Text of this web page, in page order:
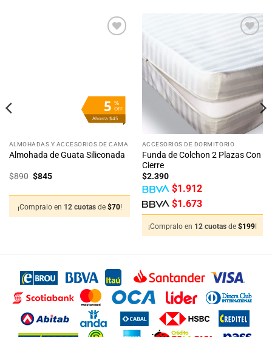
%
OFF
5
Ahorra $45
ALMOHADAS Y ACCESORIOS DE CAMA
Almohada de Guata Siliconada
$890 El
$890.
$845El
$845.
¡Compralo en 12 cuotas de $70!
ACCESORIOS DE DORMITORIO
Funda de Colchon 2 Plazas Con
Cierre
$2.390
$1.912
$1.673
¡Compralo en 12 cuotas de $199!